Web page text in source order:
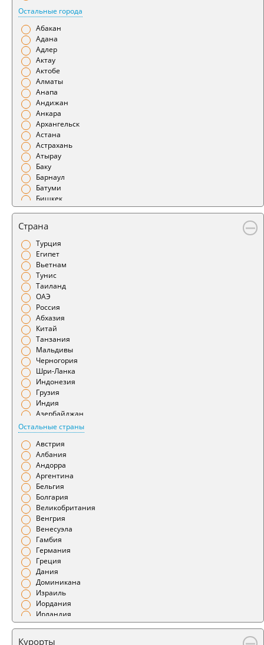
Остальные города
Абакан
Адана
Адлер
Актау
Актобе
Алматы
Анапа
Андижан
Анкара
Архангельск
Астана
Астрахань
Атырау
Баку
Барнаул
Батуми
Бишкек
Благовещенск
Братск
Брест
Бугульма
Бухара
Варшава
Великий Устюг
Витебск
Владивосток
Владикавказ
Владимир
Воронеж
Геленджик
Гомель
Горно-Алтайск
Грозный
Гянджа
Даламан
Душанбе
Иваново
Ижевск
Измир
Иркутск
Йошкар-Ола
Калининград
Калуга
Камчатка
Караганда
Кемерово
Киров
Краснодар
Красноярск
Курган
Курск
Кутаиси
Кызыл
Ленкорань
Магадан
Страна
Турция
Египет
Вьетнам
Тунис
Таиланд
ОАЭ
Россия
Абхазия
Китай
Танзания
Мальдивы
Черногория
Шри-Ланка
Индонезия
Грузия
Индия
Азербайджан
Бахрейн
Беларусь
Армения
Остальные страны
Австрия
Албания
Андорра
Аргентина
Бельгия
Болгария
Великобритания
Венгрия
Венесуэла
Гамбия
Германия
Греция
Дания
Доминикана
Израиль
Иордания
Ирландия
Испания
Курорты